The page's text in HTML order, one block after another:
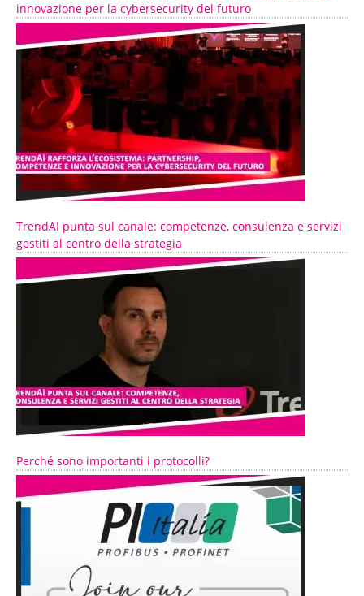
innovazione per la cybersecurity del futuro
TrendAI punta sul canale: competenze, consulenza e servizi
gestiti al centro della strategia
Perché sono importanti i protocolli?